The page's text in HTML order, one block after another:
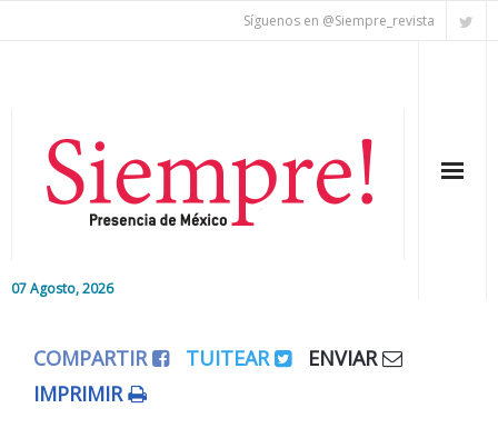
Síguenos en @Siempre_revista
07 Agosto, 2026
Editorial
COMPARTIR TUITEAR
ENVIAR
IMPRIMIR